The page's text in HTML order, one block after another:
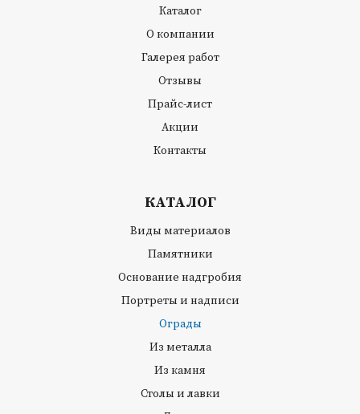
Каталог
О компании
Галерея работ
Отзывы
Прайс-лист
Акции
Контакты
КАТАЛОГ
Виды материалов
Памятники
Основание надгробия
Портреты и надписи
Ограды
Из металла
Из камня
Столы и лавки